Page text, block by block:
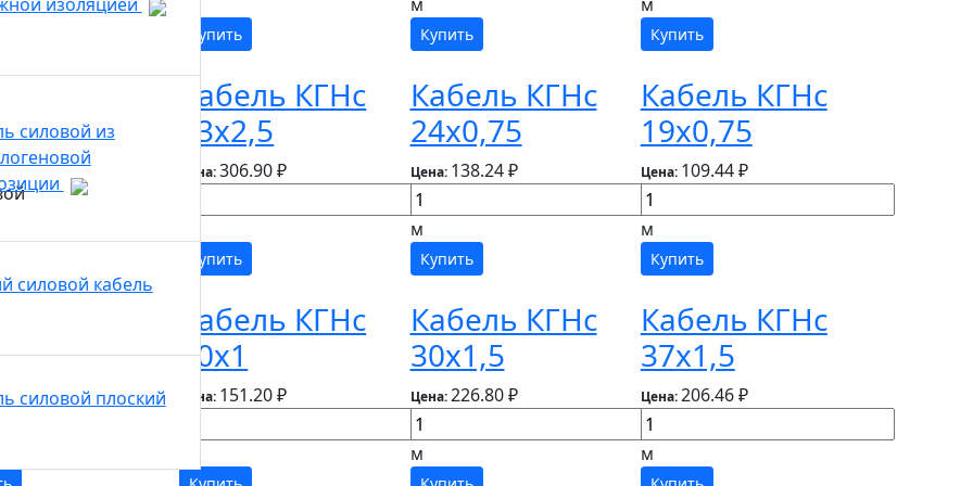
Купить Купить Купить
₽
Кабель КГНс
33х2,5
Цена:306.90 ₽
Купить
Кабель КГНс
24х0,75
Цена: 138.24 ₽
м
Купить
Кабель КГНс
19х0,75
Цена: 109.44 ₽
м
Купить
КГНс
₽
Кабель КГНс
30х1
Цена: 151.20 ₽
Кабель КГНс
30х1,5
Цена:226.80 ₽
м
Кабель КГНс
37х1,5
Цена:206.46 ₽
м
силовой из
силовой кабель
силовой плоский